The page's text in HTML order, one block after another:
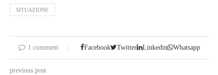
SITUAZIONE
1 comment Facebook Twitter Linkedin Whatsapp
previous post